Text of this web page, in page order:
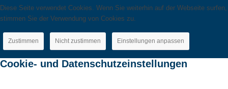
Diese Seite verwendet Cookies. Wenn Sie weiterhin auf der Webseite surfen,
stimmen Sie der Verwendung von Cookies zu.
Zustimmen Nicht zustimmen Einstellungen anpassen
Cookie- und Datenschutzeinstellungen